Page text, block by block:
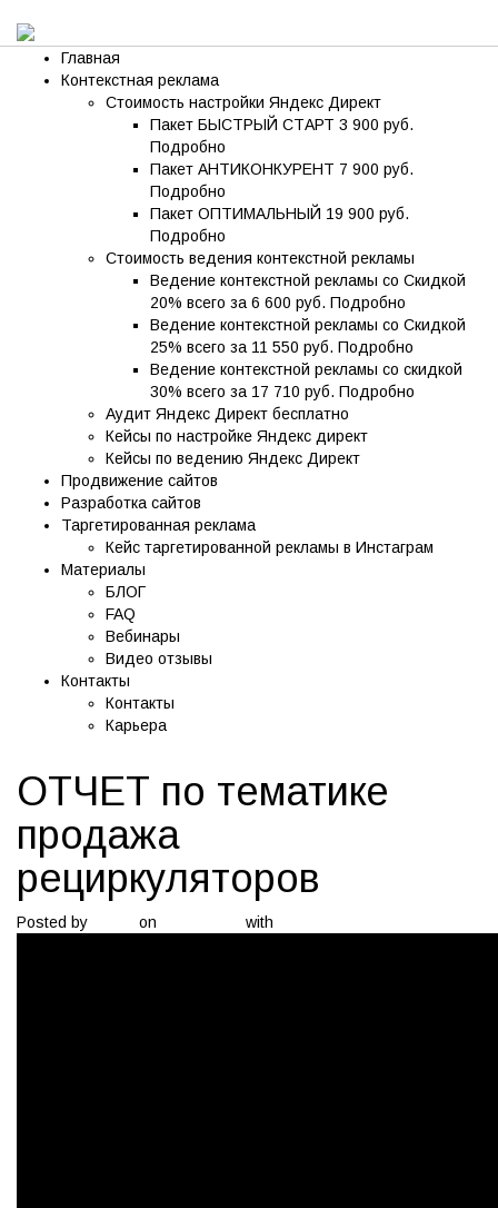
Главная
Контекстная реклама
Стоимость настройки Яндекс Директ
Пакет БЫСТРЫЙ СТАРТ 3 900 руб.
Подробно
Пакет АНТИКОНКУРЕНТ 7 900 руб.
Подробно
Пакет ОПТИМАЛЬНЫЙ 19 900 руб.
Подробно
Стоимость ведения контекстной рекламы
Ведение контекстной рекламы со Скидкой
20% всего за 6 600 руб. Подробно
Ведение контекстной рекламы со Скидкой
25% всего за 11 550 руб. Подробно
Ведение контекстной рекламы со скидкой
30% всего за 17 710 руб. Подробно
Аудит Яндекс Директ бесплатно
Кейсы по настройке Яндекс директ
Кейсы по ведению Яндекс Директ
Продвижение сайтов
Разработка сайтов
Таргетированная реклама
Кейс таргетированной рекламы в Инстаграм
Материалы
БЛОГ
FAQ
Вебинары
Видео отзывы
Контакты
Контакты
Карьера
ОТЧЕТ по тематике
продажа
рециркуляторов
Posted by on with